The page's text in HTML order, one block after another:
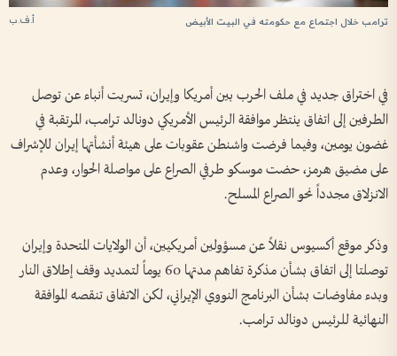
أ.ف.ب ترامب خلال اجتماع مع حكومته في البيت الأبيض
في اختراق جديد في ملف الحرب بين أمريكا وإيران، تسربت أنباء عن توصل
الطرفين إلى اتفاق ينتظر موافقة الرئيس الأمريكي دونالد ترامب، المرتقبة في
غضون يومين، وفيما فرضت واشنطن عقوبات على هيئة أنشأتها إيران للإشراف
على مضيق هرمز، حضت موسكو طرفي الصراع على مواصلة ‌الحوار، وعدم
الانزلاق ‌مجدداً نحو الصراع ‌المسلح.
وذكر ​موقع أكسيوس نقلاً عن ⁠مسؤولين أمريكيين، أن الولايات ‌المتحدة وإيران
‌توصلتا إلى اتفاق بشأن ‌مذكرة ‌تفاهم ‌مدتها 60 ​يوماً ‌لتمديد وقف ​إطلاق ⁠النار ​
وبدء مفاوضات ⁠بشأن البرنامج ⁠النووي ⁠الإيراني، لكن الاتفاق تنقصه الموافقة
النهائية للرئيس ‌دونالد ترامب.